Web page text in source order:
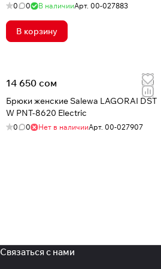
0 0 В наличииАрт. 00-027883
В корзину
14 650 сом
Брюки женские Salewa LAGORAI DST
W PNT-8620 Electric
0 0 Нет в наличииАрт. 00-027907
Связаться с нами